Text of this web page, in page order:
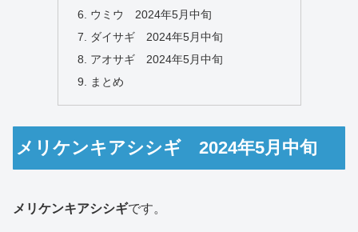
ウミウ 2024年5月中旬
ダイサギ 2024年5月中旬
アオサギ 2024年5月中旬
まとめ
メリケンキアシシギ 2024年5月中旬
メリケンキアシシギです。